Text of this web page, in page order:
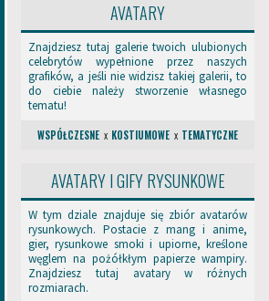
a
a
m
y
ą
k
u
m
AVATARY
Znajdziesz tutaj galerie twoich ulubionych
celebrytów wypełnione przez naszych
grafików, a jeśli nie widzisz takiej galerii, to
do ciebie należy stworzenie własnego
tematu!
WSPÓŁCZESNE x KOSTIUMOWE x TEMATYCZNE
AVATARY I GIFY RYSUNKOWE
W tym dziale znajduje się zbiór avatarów
rysunkowych. Postacie z mang i anime,
gier, rysunkowe smoki i upiorne, kreślone
węglem na pożółkłym papierze wampiry.
Znajdziesz tutaj avatary w różnych
rozmiarach.